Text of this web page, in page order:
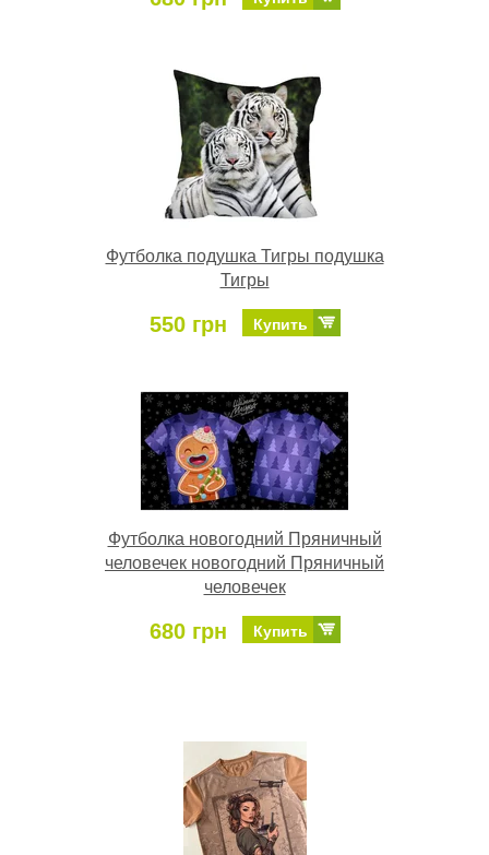
Футболка подушка Тигры подушка
Тигры
550 грн Купить
Футболка новогодний Пряничный
человечек новогодний Пряничный
человечек
680 грн Купить